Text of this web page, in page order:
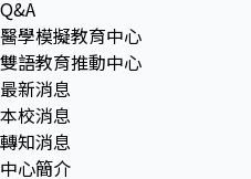
Q&A
醫學模擬教育中心
雙語教育推動中心
最新消息
本校消息
轉知消息
中心簡介